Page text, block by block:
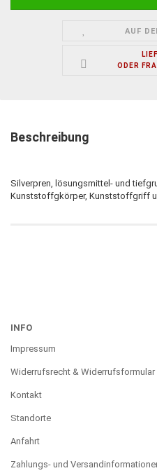
AUF
ODER
Beschreibung
Silverpren, lösungsmittel- und
Kunststoffgkörper, Kunststoffgriff
INFO
Impressum
Widerrufsrecht & Widerrufsformular
Kontakt
Standorte
Anfahrt
Zahlungs- und